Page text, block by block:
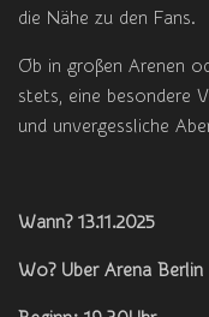
die Nähe zu den Fans.
Ob in großen Arenen
stets, eine besondere
und unvergessliche
Wann? 13.11.2025
Wo? Uber Arena Berlin